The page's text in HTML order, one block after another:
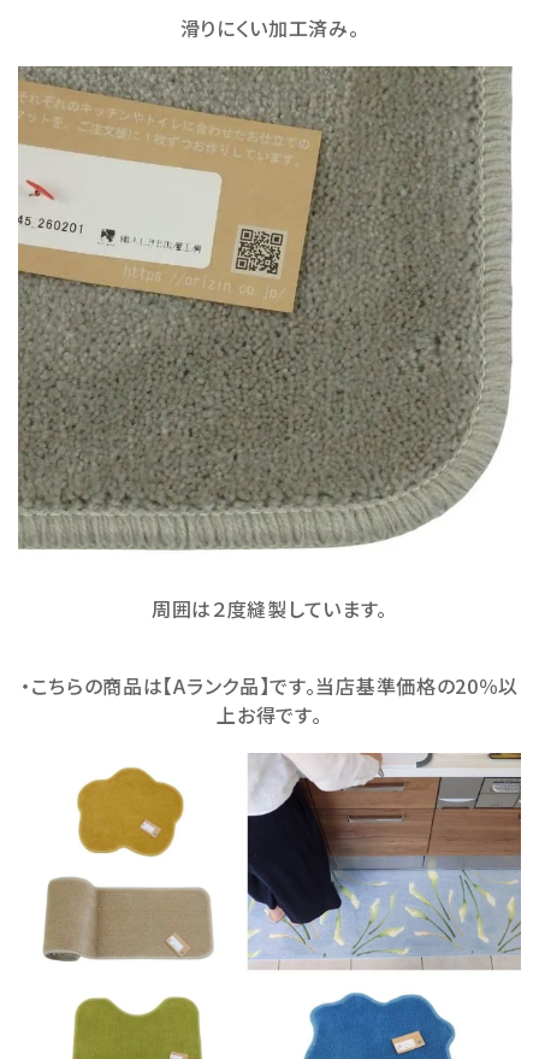
滑りにくい加工済み。
周囲は２度縫製しています。
・こちらの商品は【Aランク品】です。当店基準価格の20％以
上お得です。